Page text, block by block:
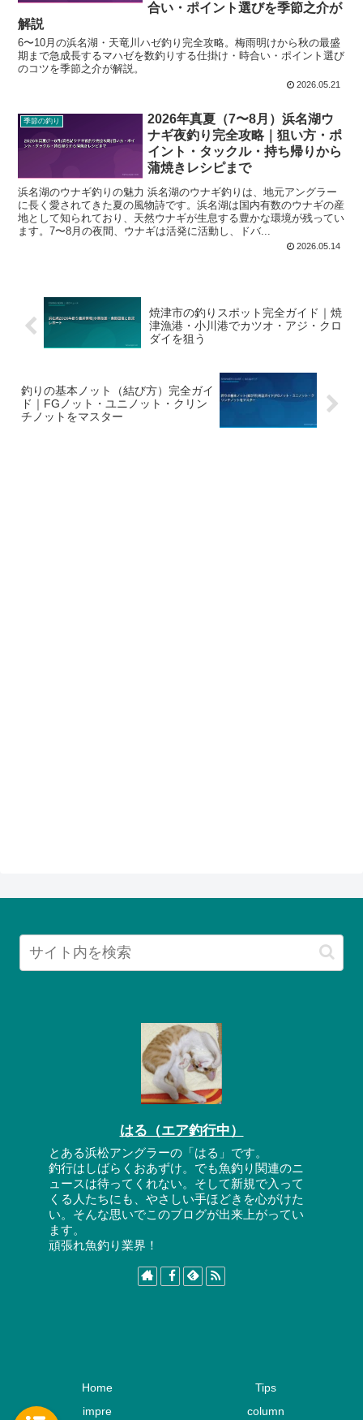
合い・ポイント選びを季節之介が
解説
6〜10月の浜名湖・天竜川ハゼ釣り完全攻略。梅雨明けから秋の最盛
期まで急成長するマハゼを数釣りする仕掛け・時合い・ポイント選び
のコツを季節之介が解説。
2026.05.21
季節の釣り
2026年真夏（7〜8月）浜名湖ウ
ナギ夜釣り完全攻略｜狙い方・ポ
イント・タックル・持ち帰りから
蒲焼きレシピまで
浜名湖のウナギ釣りの魅力 浜名湖のウナギ釣りは、地元アングラー
に長く愛されてきた夏の風物詩です。浜名湖は国内有数のウナギの産
地として知られており、天然ウナギが生息する豊かな環境が残ってい
ます。7〜8月の夜間、ウナギは活発に活動し、ドバ...
2026.05.14
焼津市の釣りスポット完全ガイド｜焼
津漁港・小川港でカツオ・アジ・クロ
ダイを狙う
釣りの基本ノット（結び方）完全ガイ
ド｜FGノット・ユニノット・クリン
チノットをマスター
はる（エア釣行中）
とある浜松アングラーの「はる」です。
釣行はしばらくおあずけ。でも魚釣り関連のニ
ュースは待ってくれない。そして新規で入って
くる人たちにも、やさしい手ほどきを心がけた
い。そんな思いでこのブログが出来上がってい
ます。
頑張れ魚釣り業界！
Home
Tips
impre
column